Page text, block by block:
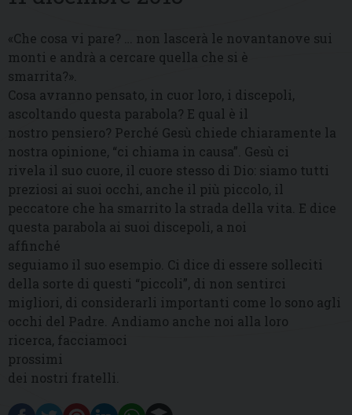
«Che cosa vi pare? … non lascerà le novantanove sui
monti e andrà a cercare quella che si è
smarrita?».
Cosa avranno pensato, in cuor loro, i discepoli,
ascoltando questa parabola? E qual è il
nostro pensiero? Perché Gesù chiede chiaramente la
nostra opinione, “ci chiama in causa”. Gesù ci
rivela il suo cuore, il cuore stesso di Dio: siamo tutti
preziosi ai suoi occhi, anche il più piccolo, il
peccatore che ha smarrito la strada della vita. E dice
questa parabola ai suoi discepoli, a noi
affinché
seguiamo il suo esempio. Ci dice di essere solleciti
della sorte di questi “piccoli”, di non sentirci
migliori, di considerarli importanti come lo sono agli
occhi del Padre. Andiamo anche noi alla loro
ricerca, facciamoci
prossimi
dei nostri fratelli.